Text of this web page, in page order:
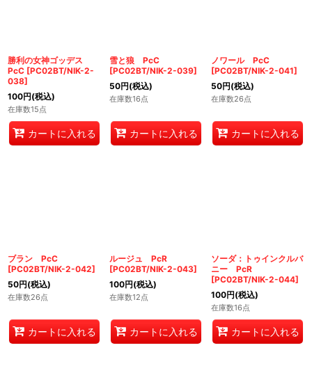
勝利の女神ゴッデス
PcC [PC02BT/NIK-2-
038]
100円(税込)
在庫数15点
カートに入れる
雪と狼 PcC
[PC02BT/NIK-2-039]
50円(税込)
在庫数16点
カートに入れる
ノワール PcC
[PC02BT/NIK-2-041]
50円(税込)
在庫数26点
カートに入れる
ブラン PcC
[PC02BT/NIK-2-042]
50円(税込)
在庫数26点
カートに入れる
ルージュ PcR
[PC02BT/NIK-2-043]
100円(税込)
在庫数12点
カートに入れる
ソーダ：トゥインクルバ
ニー PcR
[PC02BT/NIK-2-044]
100円(税込)
在庫数16点
カートに入れる